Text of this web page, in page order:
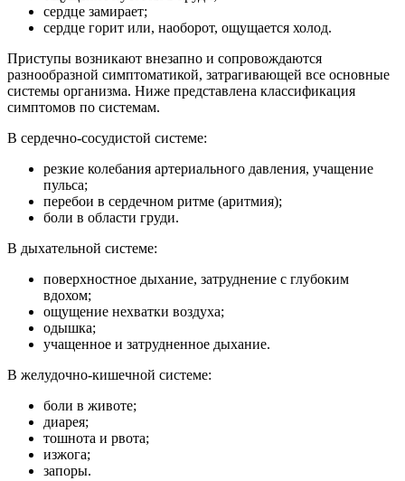
сердце замирает;
сердце горит или, наоборот, ощущается холод.
Приступы возникают внезапно и сопровождаются
разнообразной симптоматикой, затрагивающей все основные
системы организма. Ниже представлена классификация
симптомов по системам.
В сердечно-сосудистой системе:
резкие колебания артериального давления, учащение
пульса;
перебои в сердечном ритме (аритмия);
боли в области груди.
В дыхательной системе:
поверхностное дыхание, затруднение с глубоким
вдохом;
ощущение нехватки воздуха;
одышка;
учащенное и затрудненное дыхание.
В желудочно-кишечной системе:
боли в животе;
диарея;
тошнота и рвота;
изжога;
запоры.